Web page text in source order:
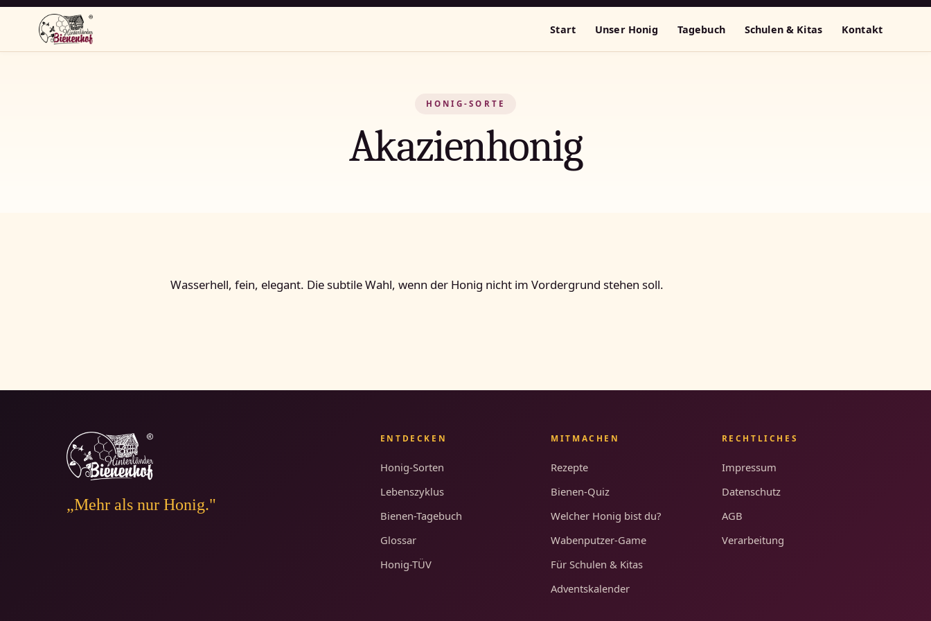
Start Unser Honig Tagebuch Schulen & Kitas Kontakt
HONIG-SORTE
Akazienhonig
Wasserhell, fein, elegant. Die subtile Wahl, wenn der Honig nicht im Vordergrund stehen soll.
„Mehr als nur Honig."
ENTDECKEN
Honig-Sorten
Lebenszyklus
Bienen-Tagebuch
Glossar
Honig-TÜV
MITMACHEN
Rezepte
Bienen-Quiz
Welcher Honig bist du?
Wabenputzer-Game
Für Schulen & Kitas
Adventskalender
RECHTLICHES
Impressum
Datenschutz
AGB
Verarbeitung